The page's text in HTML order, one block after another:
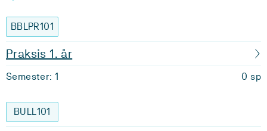
BBLPR101
Praksis 1. år
Semester: 1 0 sp
BULL101